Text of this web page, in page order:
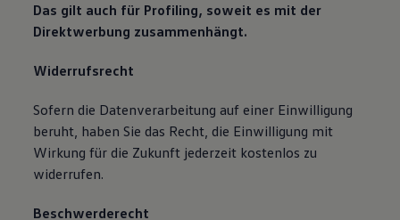
Das gilt auch für Profiling, soweit es mit der
Direktwerbung zusammenhängt.
Widerrufsrecht
Sofern die Datenverarbeitung auf einer Einwilligung
beruht, haben Sie das Recht, die Einwilligung mit
Wirkung für die Zukunft jederzeit kostenlos zu
widerrufen.
Beschwerderecht